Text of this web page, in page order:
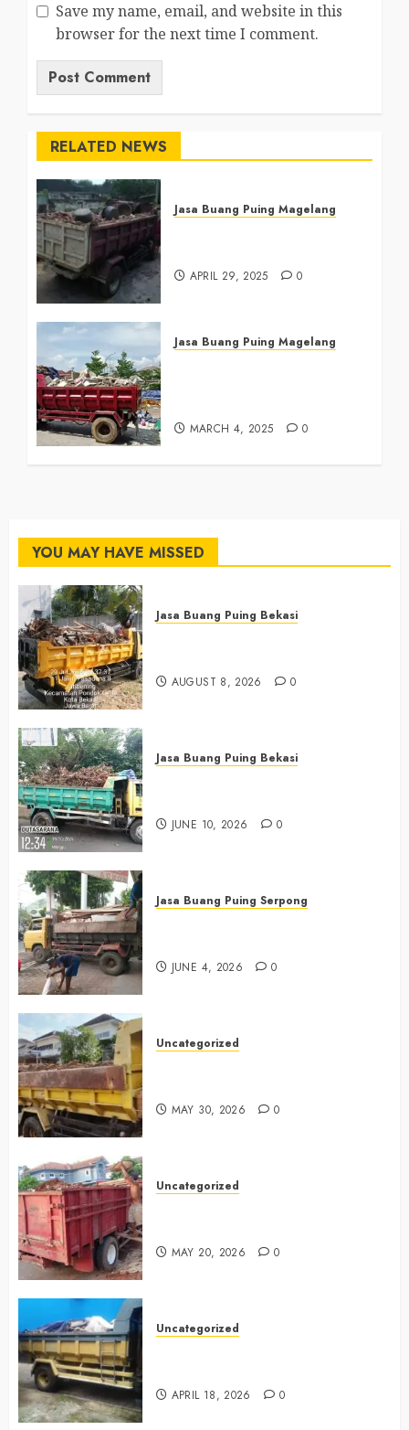
Save my name, email, and website in this
browser for the next time I comment.
RELATED NEWS
Jasa Buang Puing Magelang
APRIL 29, 2025 0
Jasa Buang Puing Magelang
MARCH 4, 2025 0
YOU MAY HAVE MISSED
Jasa Buang Puing Bekasi
AUGUST 8, 2026 0
Jasa Buang Puing Bekasi
JUNE 10, 2026 0
Jasa Buang Puing Serpong
JUNE 4, 2026 0
Uncategorized
MAY 30, 2026 0
Uncategorized
MAY 20, 2026 0
Uncategorized
APRIL 18, 2026 0